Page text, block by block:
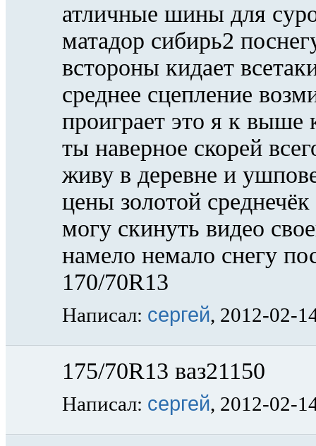
атличные шины для
матадор сибирь2
встороны кидает
среднее сцепление
проиграет это я к выше
ты наверное скорей
живу в деревне и
цены золотой
могу скинуть видео
намело немало снегу
170/70R13
Написал: сергей, 2012-02-
175/70R13 ваз21150
Написал: сергей, 2012-02-